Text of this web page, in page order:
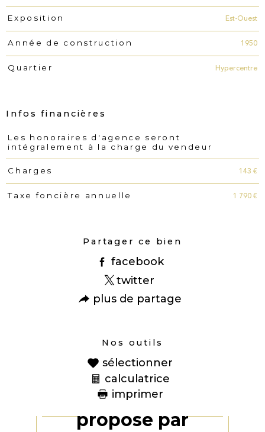
Exposition Est-Ouest
Année de construction 1950
Quartier Hypercentre
Infos financières
Caractéristiques Valeurs
Les honoraires d'agence seront
intégralement à la charge du vendeur
Charges 143 €
Taxe foncière annuelle 1 790 €
Partager ce bien
facebook
twitter
plus de partage
Nos outils
sélectionner
calculatrice
imprimer
Ce bien vous est
proposé par